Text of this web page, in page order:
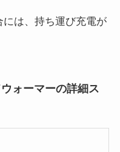
は、持ち運び充電が
ォーマーの詳細ス